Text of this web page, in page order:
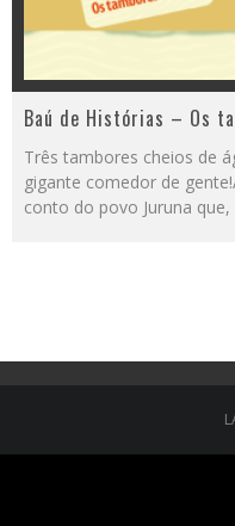
Baú de Histórias – Os
Três tambores cheios de
gigante comedor de
conto do povo Juruna